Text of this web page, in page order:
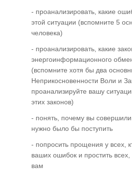
- проанализировать, какие
этой ситуации (вспомните 5
человека)
- проанализировать, какие
энергоинформационного
(вспомните хотя бы два
Неприкосновенности Воли и
проанализируйте вашу
этих законов)
- понять, почему вы
нужно было бы поступить
- попросить прощения у всех,
ваших ошибок и простить
вам